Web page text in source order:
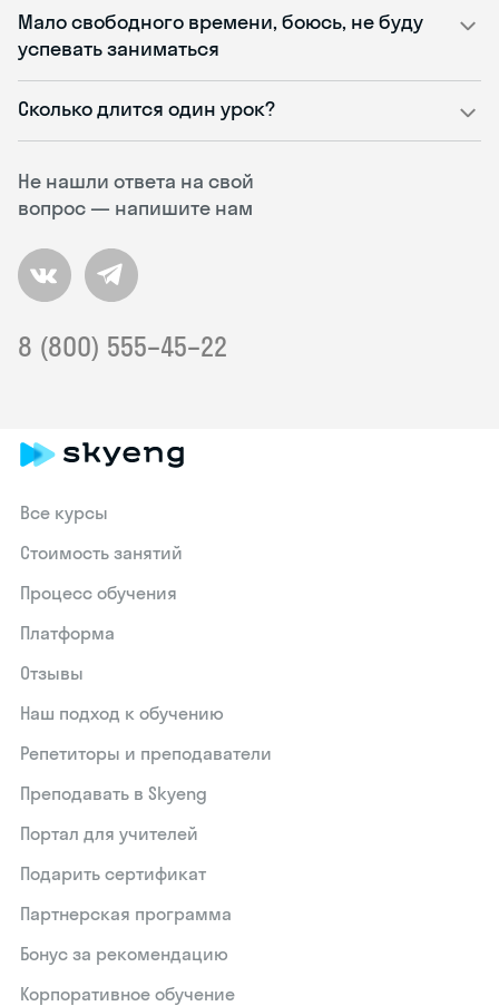
Не нашли ответа на свой
вопрос — напишите нам
8 (800) 555–45–22
Мало свободного времени, боюсь, не буду
успевать заниматься
Сколько длится один урок?
Все курсы
Стоимость занятий
Процесс обучения
Платформа
Отзывы
Наш подход к обучению
Репетиторы и преподаватели
Преподавать в Skyeng
Портал для учителей
Подарить сертификат
Партнерская программа
Бонус за рекомендацию
Корпоративное обучение